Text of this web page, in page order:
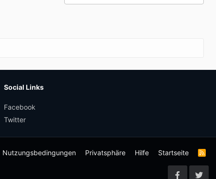
Social Links
Facebook
Twitter
Nutzungsbedingungen Privatsphäre Hilfe Startseite
R